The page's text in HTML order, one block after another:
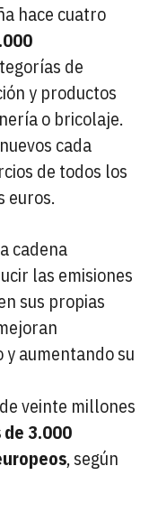
hace cuatro
de
y productos
o bricolaje.
cada
de todos los
euros.
cadena
las emisiones
sus propias
aumentando su
veinte millones
de 3.000
, según